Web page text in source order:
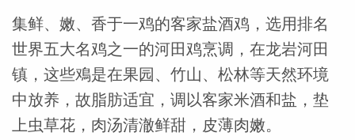
集鲜、嫩、香于一鸡的客家盐酒鸡，选用排名
世界五大名鸡之一的河田鸡烹调，在龙岩河田
镇，这些鳮是在果园、竹山、松林等天然环境
中放养，故脂肪适宜，调以客家米酒和盐，垫
上虫草花，肉汤清澈鲜甜，皮薄肉嫩。